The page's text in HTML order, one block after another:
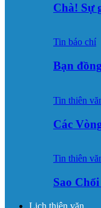
Chà! Sự
Tin báo chí
Bạn
Tin thiên
Các
Tin thiên
Sao
Lịch thiên văn